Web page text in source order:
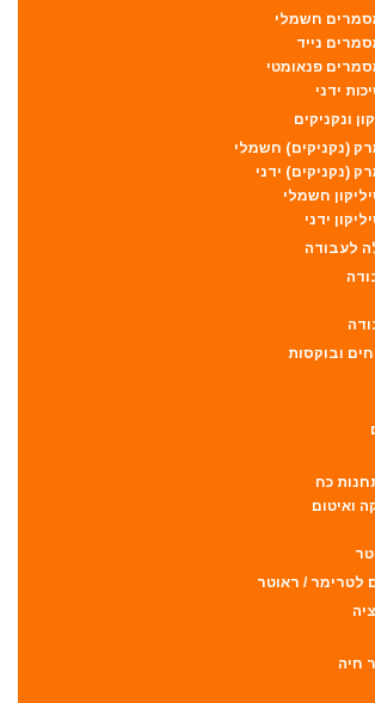
חשמלי
נייד
פנאומטי
ידני
ונקניקים
(נקניקים) חשמלי
(נקניקים) ידני
חשמלי
ידני
לעבודה
ובוקסות
כח
ואיטום
לטרימר / ראוטר
חיה